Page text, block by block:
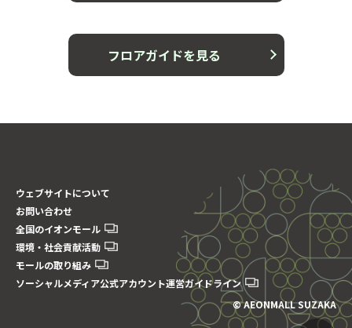
フロアガイドを見る
ウェブサイトについて
お問い合わせ
全国のイオンモール
環境・社会貢献活動
モールの取り組み
ソーシャルメディア公式アカウント運営ガイドライン
© AEONMALL SUZAKA